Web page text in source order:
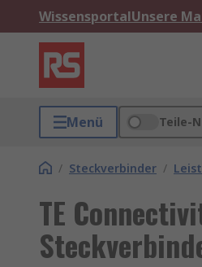
WissensportalUnsere
Menü Teile-
/ Steckverbinder /
TE